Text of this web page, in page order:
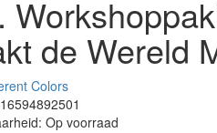
de Wereld
Colors
Op voorraad